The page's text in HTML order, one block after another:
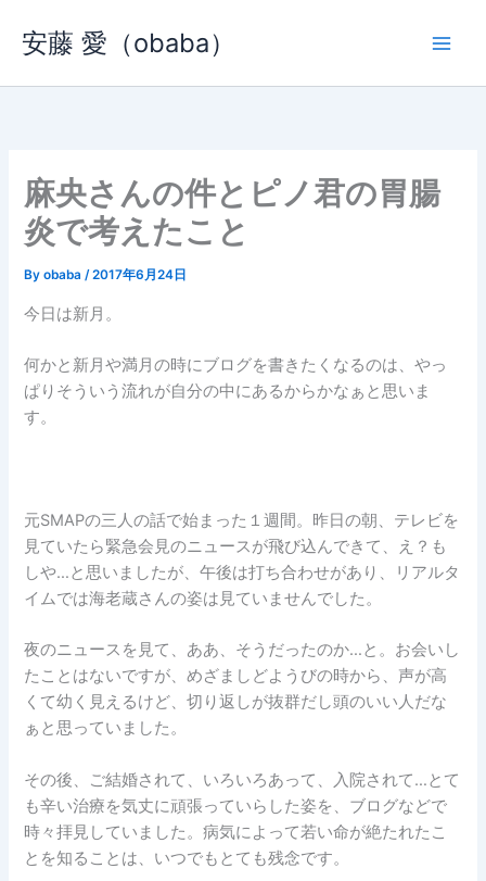
ス
安藤 愛（obaba）
麻央さんの件とピノ君の胃腸
炎で考えたこと
Byobaba/2017年6月24日
今日は新月。
何かと新月や満月の時にブログを書きたくなるのは、やっ
ぱりそういう流れが自分の中にあるからかなぁと思いま
す。
元SMAPの三人の話で始まった１週間。昨日の朝、テレビを
見ていたら緊急会見のニュースが飛び込んできて、え？も
しや…と思いましたが、午後は打ち合わせがあり、リアルタ
イムでは海老蔵さんの姿は見ていませんでした。
夜のニュースを見て、ああ、そうだったのか…と。お会いし
たことはないですが、めざましどようびの時から、声が高
くて幼く見えるけど、切り返しが抜群だし頭のいい人だな
ぁと思っていました。
その後、ご結婚されて、いろいろあって、入院されて…とて
も辛い治療を気丈に頑張っていらした姿を、ブログなどで
時々拝見していました。病気によって若い命が絶たれたこ
とを知ることは、いつでもとても残念です。